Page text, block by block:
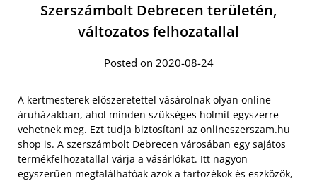
Szerszámbolt Debrecen területén,
változatos felhozatallal
Posted on 2020-08-24
A kertmesterek előszeretettel vásárolnak olyan online
áruházakban, ahol minden szükséges holmit egyszerre
vehetnek meg. Ezt tudja biztosítani az onlineszerszam.hu
shop is. A szerszámbolt Debrecen városában egy sajátos
termékfelhozatallal várja a vásárlókat. Itt nagyon
egyszerűen megtalálhatóak azok a tartozékok és eszközök,